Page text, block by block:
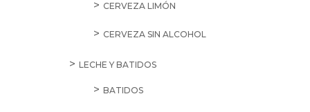
CERVEZA LIMÓN
CERVEZA SIN ALCOHOL
LECHE Y BATIDOS
BATIDOS